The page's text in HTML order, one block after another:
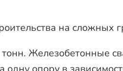
на сложных
Железобетонные